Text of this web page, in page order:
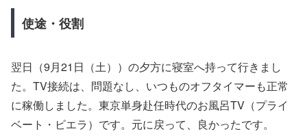
使途・役割
翌日（9月21日（土））の夕方に寝室へ持って行きまし
た。TV接続は、問題なし、いつものオフタイマーも正常
に稼働しました。東京単身赴任時代のお風呂TV（プライ
ベート・ビエラ）です。元に戻って、良かったです。